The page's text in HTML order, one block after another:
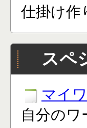
仕掛け作
スペ
マイ
自分の